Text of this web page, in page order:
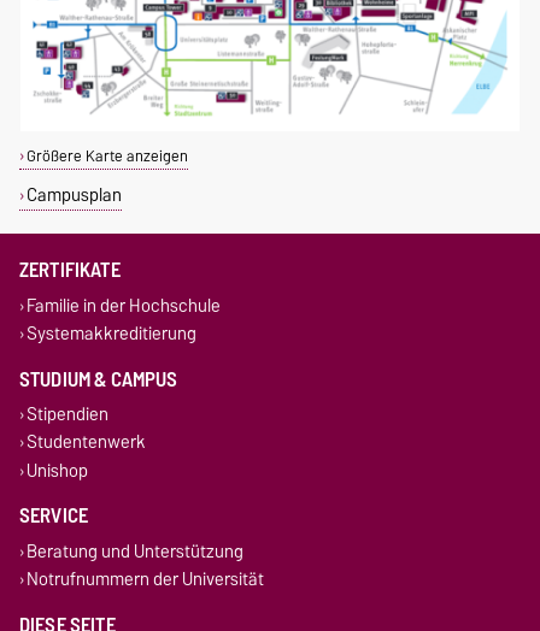
Größere Karte anzeigen
Campusplan
ZERTIFIKATE
Familie in der Hochschule
Systemakkreditierung
STUDIUM & CAMPUS
Stipendien
Studentenwerk
Unishop
SERVICE
Beratung und Unterstützung
Notrufnummern der Universität